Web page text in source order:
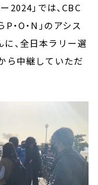
2024」では、CBC
・O・N」のアシス
、全日本ラリー選
ら中継していただ